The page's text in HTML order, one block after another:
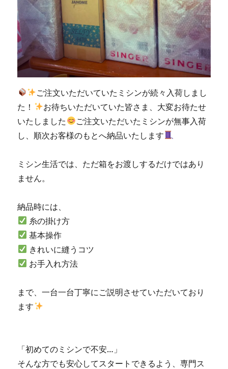
ご注文いただいていたミシンが続々入荷しまし
た！
お待ちいただいていた皆さま、大変お待たせ
いたしました
ご注文いただいたミシンが無事入荷
し、順次お客様のもとへ納品いたします
ミシン生活では、ただ箱をお渡しするだけではあり
ません。
納品時には、
糸の掛け方
基本操作
きれいに縫うコツ
お手入れ方法
まで、一台一台丁寧にご説明させていただいており
ます
「初めてのミシンで不安…」
そんな方でも安心してスタートできるよう、専門ス